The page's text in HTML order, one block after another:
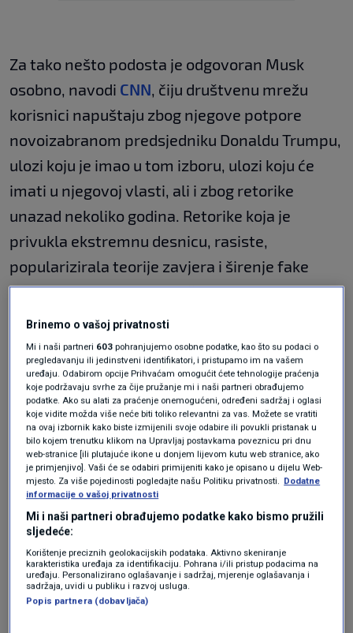
Za tako nešto podosta je odgovoran Musk
osobno, navodi CNN, čiju društvenu mrežu
korisnici napuštaju zbog njegove potpore
novoizabranom predsjedniku Donaldu Trumpu,
ulozi koju je imao u tom izboru, ulozi koju će
imati u njegovoj vlasti, ali i zbog retorike
unazad nekoliko godina. Retorike koja je
privukla ekstremnu desnicu, rasiste,
popularizirala teorije zavjera i širenje fake
newsa. Musk sve to dopušta pod izlikom
slobode govora, koju je oduzeo novinarima i
ugasio im X korisničke račune. Jer mu se nije
svidjelo što pišu i kako ga propituju.
Stoga, Bluesky se nameće kao alternativa.
Svakako, popularizirali su je brojni novinari,
poznate osobe, brendovi i jedan moćni mediji,
koji su odlučili poslovanje premjestiti tamo i
prekinuti ga na X-u. Primjerice, to suCharlie
Warzel
Timesa, bivši voditelj CNN-aDon Lemon...The
Guardian je najzvučniji i najveći medij koji je
Brinemo o vašoj privatnosti
Mi i naši partneri 603 pohranjujemo osobne podatke, kao što su podaci o
pregledavanju ili jedinstveni identifikatori, i pristupamo im na vašem
uređaju. Odabirom opcije Prihvaćam omogućit ćete tehnologije praćenja
koje podržavaju svrhe za čije pružanje mi i naši partneri obrađujemo
podatke. Ako su alati za praćenje onemogućeni, određeni sadržaj i oglasi
koje vidite možda više neće biti toliko relevantni za vas. Možete se vratiti
na ovaj izbornik kako biste izmijenili svoje odabire ili povukli pristanak u
bilo kojem trenutku klikom na Upravljaj postavkama poveznicu pri dnu
web-stranice [ili plutajuće ikone u donjem lijevom kutu web stranice, ako
je primjenjivo]. Vaši će se odabiri primijeniti kako je opisano u dijelu Web-
mjesto. Za više pojedinosti pogledajte našu Politiku privatnosti. Dodatne
informacije o vašoj privatnosti
Mi i naši partneri obrađujemo podatke kako bismo pružili
sljedeće:
Korištenje preciznih geolokacijskih podataka. Aktivno skeniranje
karakteristika uređaja za identifikaciju. Pohrana i/ili pristup podacima na
uređaju. Personalizirano oglašavanje i sadržaj, mjerenje oglašavanja i
sadržaja, uvidi u publiku i razvoj usluga.
Popis partnera (dobavljača)